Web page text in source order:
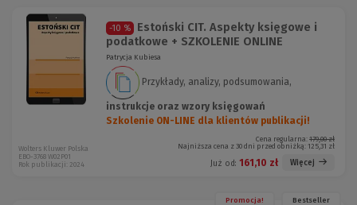
-10 %
Estoński CIT. Aspekty księgowe i
podatkowe + SZKOLENIE ONLINE
Patrycja Kubiesa
Przykłady, analizy, podsumowania,
instrukcje oraz wzory księgowań
Szkolenie ON-LINE dla klientów publikacji!
Cena regularna: 179,00 zł
Najniższa cena z 30 dni przed obniżką: 125,31 zł
Już od: 161,10 zł Więcej
Wolters Kluwer Polska
EBO-3768 W02P01
Rok publikacji: 2024
Promocja! Bestseller